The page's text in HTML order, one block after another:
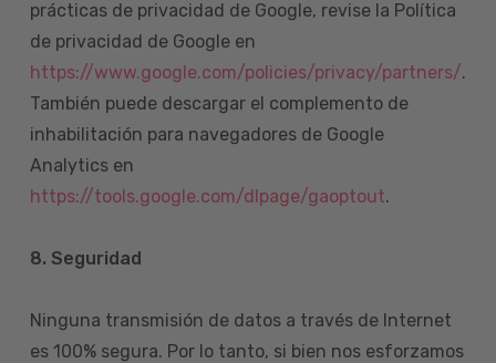
prácticas de privacidad de Google, revise la Política
de privacidad de Google en
https://www.google.com/policies/privacy/partners/.
También puede descargar el complemento de
inhabilitación para navegadores de Google
Analytics en
https://tools.google.com/dlpage/gaoptout.
8. Seguridad
Ninguna transmisión de datos a través de Internet
es 100% segura. Por lo tanto, si bien nos esforzamos